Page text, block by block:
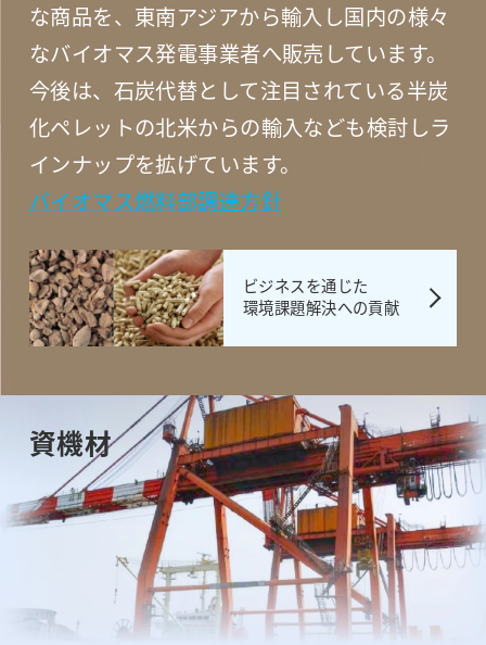
な商品を、東南アジアから輸入し国内の様々
なバイオマス発電事業者へ販売しています。
今後は、石炭代替として注目されている半炭
化ペレットの北米からの輸入なども検討しラ
インナップを拡げています。
バイオマス燃料部調達方針
ビジネスを通じた
環境課題解決への貢献
資機材